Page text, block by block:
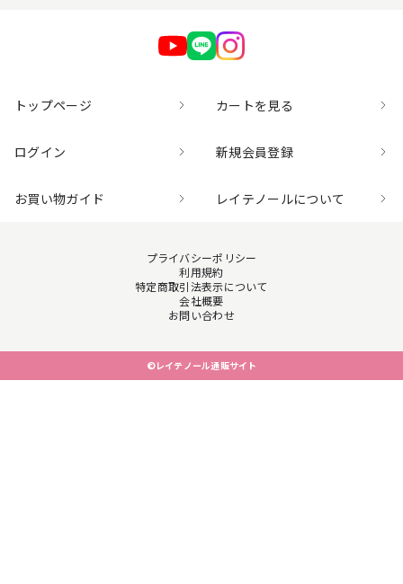
トップページ カートを見る
ログイン 新規会員登録
お買い物ガイド レイテノールについて
プライバシーポリシー
利用規約
特定商取引法表示について
会社概要
お問い合わせ
©レイテノール通販サイト